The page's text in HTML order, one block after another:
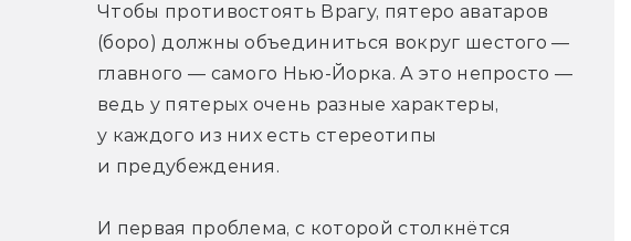
Чтобы противостоять Врагу, пятеро аватаров
(боро) должны объединиться вокруг шестого —
главного — самого Нью-Йорка. А это непросто —
ведь у пятерых очень разные характеры,
у каждого из них есть стереотипы
и предубеждения.
И первая проблема, с которой столкнётся